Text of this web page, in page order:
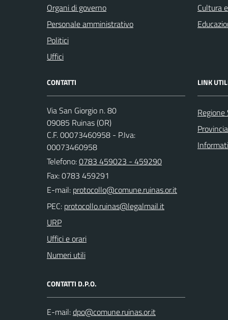
Organi di governo
Personale amministrativo
Politici
Uffici
Cultura
CONTATTI
Via San Giorgio n. 80
09085 Ruinas (OR)
C.F. 00073460958 - P.Iva:
00073460958
Telefono:0783 459023 - 459290
Fax: 0783 459291
E-mail:
PEC:
URP
Uffici e orari
Numeri utili
CONTATTI D.P.O.
E-mail:
LINK
Regione